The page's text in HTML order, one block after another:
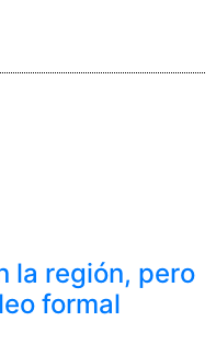
la región, pero
formal